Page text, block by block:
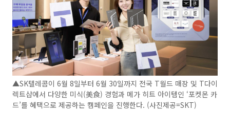
▲SK텔레콤이 6월 8일부터 6월 30일까지 전국 T월드 매장 및 T다이
렉트샵에서 다양한 미식(美食) 경험과 메가 히트 아이템인 ‘포켓몬 카
드’를 혜택으로 제공하는 캠페인을 진행한다. (사진제공=SKT)